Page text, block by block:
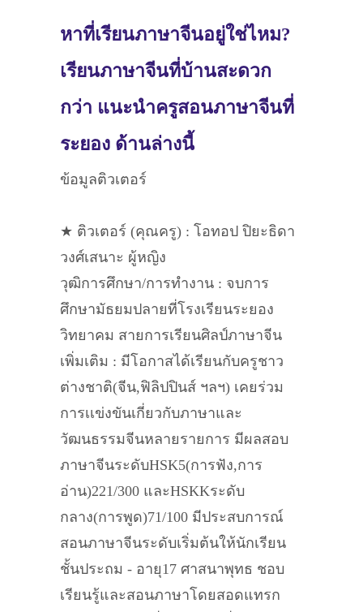
หาที่เรียนภาษาจีนอยู่ใช่ไหม?
เรียนภาษาจีนที่บ้านสะดวก
กว่า แนะนำครูสอนภาษาจีนที่
ระยอง ด้านล่างนี้
ข้อมูลติวเตอร์
★ ติวเตอร์ (คุณครู) : โอทอป ปิยะธิดา
วงศ์เสนาะ ผู้หญิง
วุฒิการศึกษา/การทำงาน : จบการ
ศึกษามัธยมปลายที่โรงเรียนระยอง
วิทยาคม สายการเรียนศิลป์ภาษาจีน
เพิ่มเติม : มีโอกาสได้เรียนกับครูชาว
ต่างชาติ(จีน,ฟิลิปปินส์ ฯลฯ) เคยร่วม
การเเข่งขันเกี่ยวกับภาษาและ
วัฒนธรรมจีนหลายรายการ มีผลสอบ
ภาษาจีนระดับHSK5(การฟัง,การ
อ่าน)221/300 และHSKKระดับ
กลาง(การพูด)71/100 มีประสบการณ์
สอนภาษาจีนระดับเริ่มต้นให้นักเรียน
ชั้นประถม - อายุ17 ศาสนาพุทธ ชอบ
เรียนรู้และสอนภาษาโดยสอดแทรก